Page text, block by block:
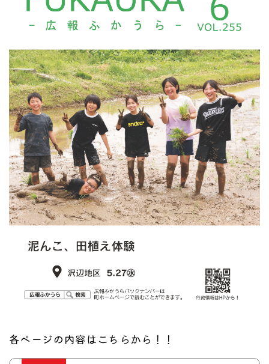
各ページの内容はこちらから！！